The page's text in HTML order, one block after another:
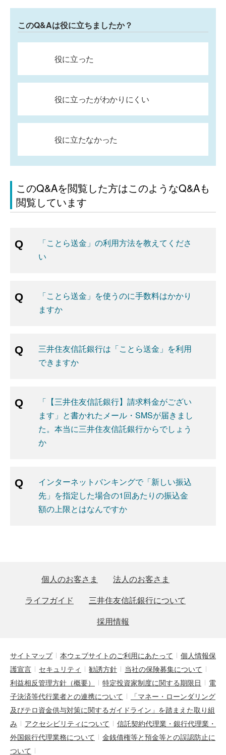
このQ&Aは役に立ちましたか？
役に立った
役に立ったがわかりにくい
役に立たなかった
このQ&Aを閲覧した方はこのようなQ&Aも
閲覧しています
「ことら送金」の利用方法を教えてくださ
い
「ことら送金」を使うのに手数料はかかり
ますか
三井住友信託銀行は「ことら送金」を利用
できますか
「【三井住友信託銀行】請求料金がござい
ます」と書かれたメール・SMSが届きまし
た。本当に三井住友信託銀行からでしょう
か
インターネットバンキングで「新しい振込
先」を指定した場合の1回あたりの振込金
額の上限とはなんですか
個人のお客さま
法人のお客さま
ライフガイド
三井住友信託銀行について
採用情報
サイトマップ 本ウェブサイトのご利用にあたって
個人情報保
護宣言
セキュリティ 勧誘方針
当社の保険募集について
利益相反管理方針（概要）
特定投資家制度に関する期限日
電
子決済等代行業者との連携について
「マネー・ローンダリング
及びテロ資金供与対策に関するガイドライン」を踏まえた取り組
み
アクセシビリティについて
信託契約代理業・銀行代理業・
外国銀行代理業務について
金銭債権等と預金等との誤認防止に
ついて